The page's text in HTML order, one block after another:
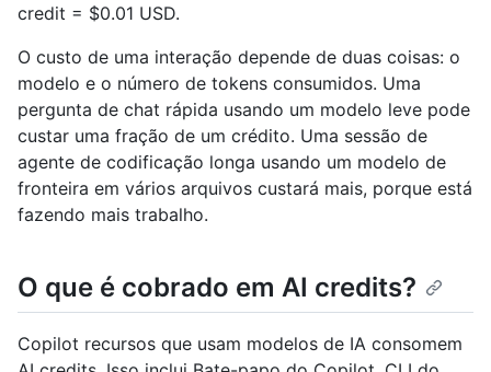
credit = $0.01 USD.
O custo de uma interação depende de duas coisas: o
modelo e o número de tokens consumidos. Uma
pergunta de chat rápida usando um modelo leve pode
custar uma fração de um crédito. Uma sessão de
agente de codificação longa usando um modelo de
fronteira em vários arquivos custará mais, porque está
fazendo mais trabalho.
O que é cobrado em AI credits?
Copilot recursos que usam modelos de IA consomem